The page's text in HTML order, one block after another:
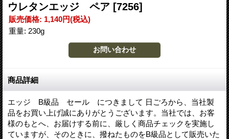
ウレタンエッジ ペア [7256]
販売価格: 1,140円(税込)
重量: 230g
商品詳細
エッジ B級品 セール につきまして 日ごろから、当社製
品をお買い上げ誠にありがとうございます。当社では、お客
様のもとへ、お届けする前に、厳しく商品チェックを実施し
ていますが、そのときに、撥ねたものをB級品として販売いた